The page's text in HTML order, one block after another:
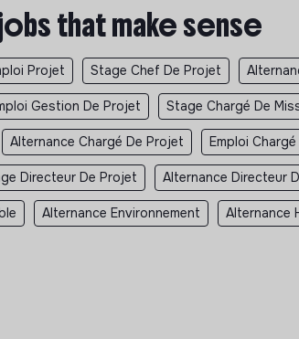
that make sense
Projet Stage Chef De Projet
Gestion De Projet Stage Chargé De
Alternance Chargé De Projet Emploi
Directeur De Projet Alternance Directeur
Alternance Environnement Alternance